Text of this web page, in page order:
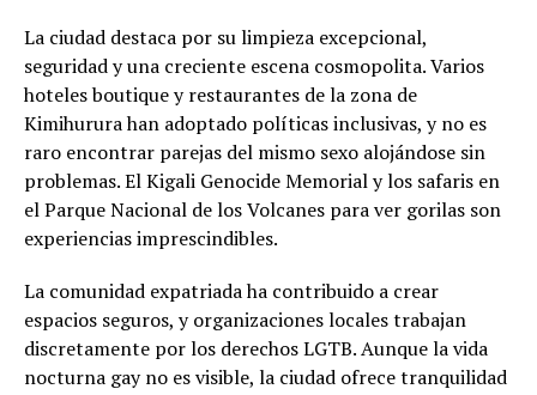
La ciudad destaca por su limpieza excepcional,
seguridad y una creciente escena cosmopolita. Varios
hoteles boutique y restaurantes de la zona de
Kimihurura han adoptado políticas inclusivas, y no es
raro encontrar parejas del mismo sexo alojándose sin
problemas. El Kigali Genocide Memorial y los safaris en
el Parque Nacional de los Volcanes para ver gorilas son
experiencias imprescindibles.
La comunidad expatriada ha contribuido a crear
espacios seguros, y organizaciones locales trabajan
discretamente por los derechos LGTB. Aunque la vida
nocturna gay no es visible, la ciudad ofrece tranquilidad